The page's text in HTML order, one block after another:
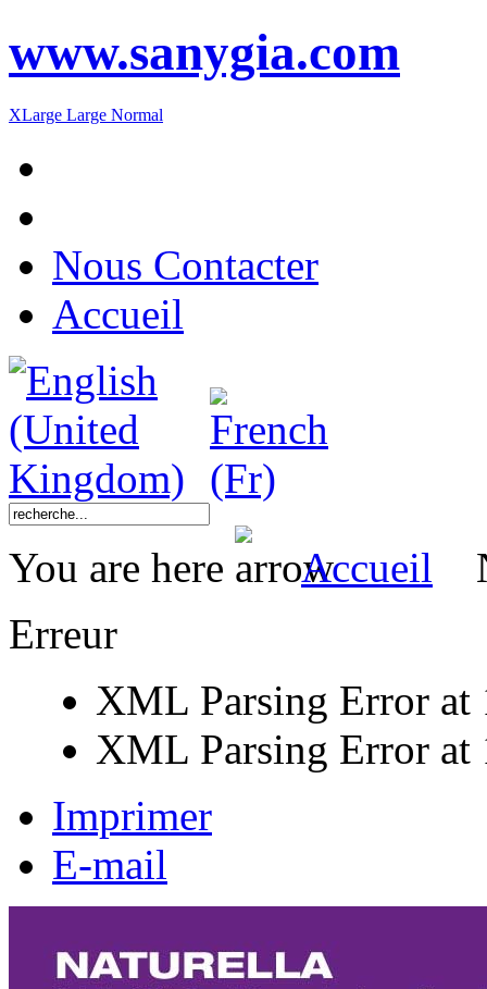
www.sanygia.com
XLarge Large Normal
Nous Contacter
Accueil
You are here Accueil
Erreur
XML Parsing Error at
XML Parsing Error at
Imprimer
E-mail